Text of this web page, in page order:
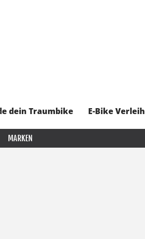
dein Traumbike E-Bike Verleih
MARKEN